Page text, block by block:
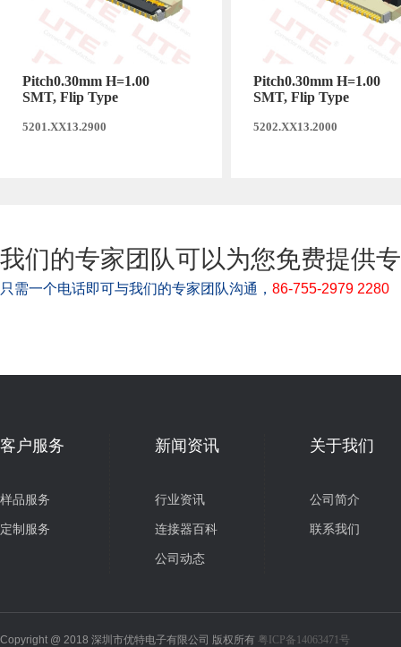
Pitch0.30mm H=1.00
SMT, Flip Type
5201.XX13.2900
Pitch0.30mm H=1.00
SMT, Flip Type
5202.XX13.2000
我们的专家团队可以为您免费提供
只需一个电话即可与我们的专家团队沟通， 86-755-2979 2280
客户服务
样品服务
定制服务
新闻资讯
行业资讯
连接器百科
公司动态
关于我们
公司简介
联系我们
Copyright @ 2018 深圳市优特电子有限公司 版权所有 粤ICP备14063471号